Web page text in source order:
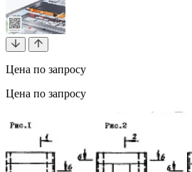
Цена по запросу
Цена по запросу